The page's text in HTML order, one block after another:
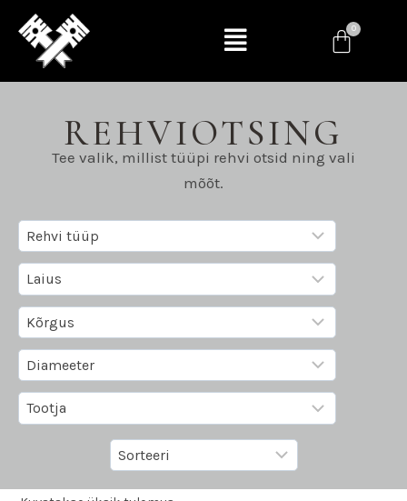
REHVIOTSING
Tee valik, millist tüüpi rehvi otsid ning vali
mõõt.